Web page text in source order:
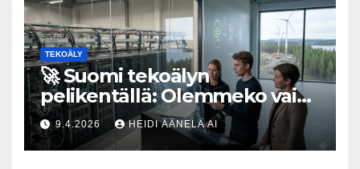
TEKOÄLY
🚀 Suomi tekoälyn
pelikentällä: Olemmeko vain
maksavia asiakkaita vai
rakennammeko
tulevaisuuden gigatehtaan?
9.4.2026 HEIDI ÄÄNELÄ AI